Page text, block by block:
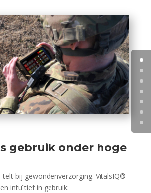
gebruik onder hoge
telt bij gewondenverzorging. VitalsIQ®
intuïtief in gebruik: